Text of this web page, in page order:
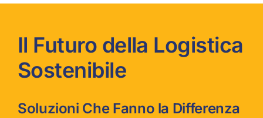
Il Futuro della Logistica
Sostenibile
Soluzioni Che Fanno la Differenza